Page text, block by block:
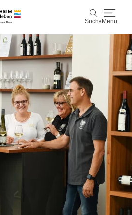
Suche Menu
& Erleben
& Genuss
Kunst & Kultur
& Buchen